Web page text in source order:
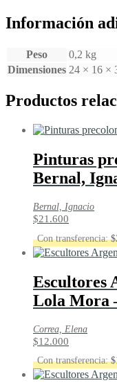
Información
Peso
0,2 kg
Dimensiones 24 × 16 ×
Productos
Pinturas
Bernal,
Bernal, Ignacio
$21.600
Con transferencia:$
Escultores
Lola Mora
Correa, Elena
$12.000
Con transferencia:$